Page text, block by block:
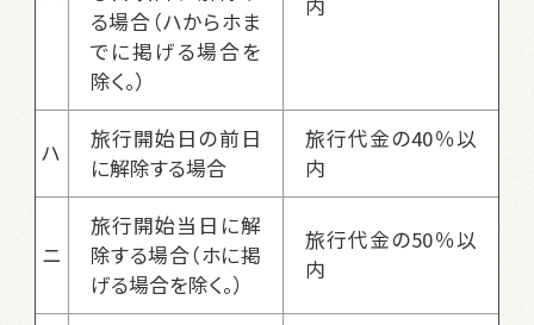
る場合（ハからホま
でに掲げる場合を
除く。）
内
ハ
旅行開始日の前日
に解除する場合
旅行代金の40％以
内
ニ
旅行開始当日に解
除する場合（ホに掲
げる場合を除く。）
旅行代金の50％以
内